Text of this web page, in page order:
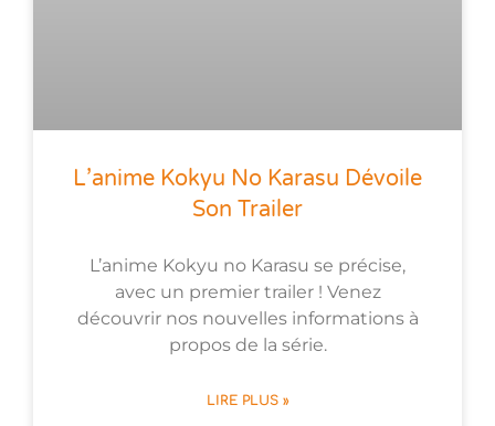
L’anime Kokyu No Karasu Dévoile
Son Trailer
L’anime Kokyu no Karasu se précise,
avec un premier trailer ! Venez
découvrir nos nouvelles informations à
propos de la série.
LIRE PLUS »